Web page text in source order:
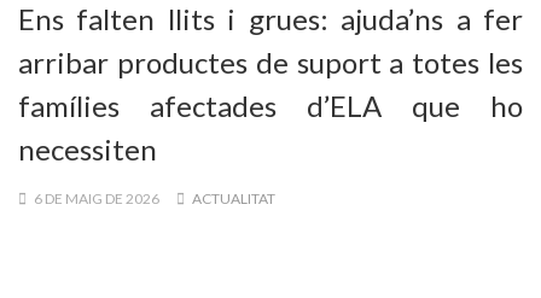
Ens falten llits i grues: ajuda’ns a fer
arribar productes de suport a totes les
famílies afectades d’ELA que ho
necessiten
6 DE MAIG DE 2026 ACTUALITAT